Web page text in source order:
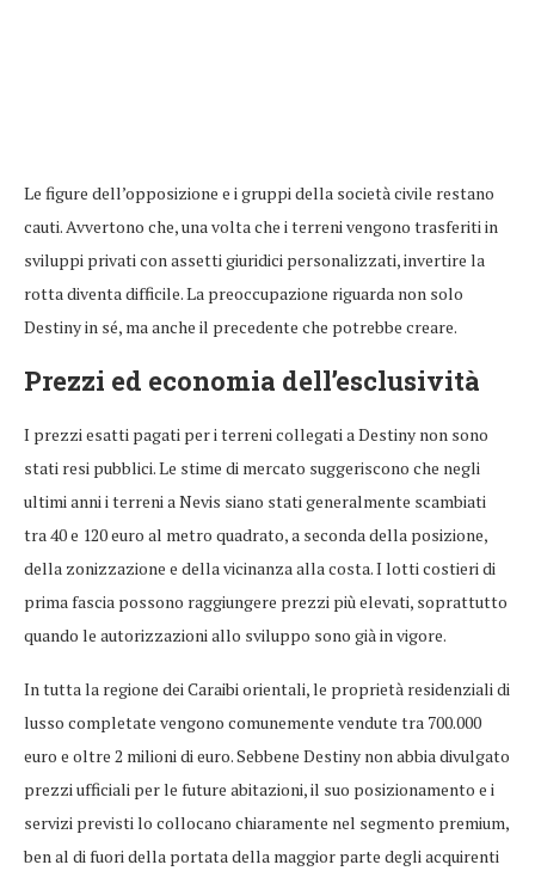
Le figure dell’opposizione e i gruppi della società civile restano
cauti. Avvertono che, una volta che i terreni vengono trasferiti in
sviluppi privati con assetti giuridici personalizzati, invertire la
rotta diventa difficile. La preoccupazione riguarda non solo
Destiny in sé, ma anche il precedente che potrebbe creare.
Prezzi ed economia dell’esclusività
I prezzi esatti pagati per i terreni collegati a Destiny non sono
stati resi pubblici. Le stime di mercato suggeriscono che negli
ultimi anni i terreni a Nevis siano stati generalmente scambiati
tra 40 e 120 euro al metro quadrato, a seconda della posizione,
della zonizzazione e della vicinanza alla costa. I lotti costieri di
prima fascia possono raggiungere prezzi più elevati, soprattutto
quando le autorizzazioni allo sviluppo sono già in vigore.
In tutta la regione dei Caraibi orientali, le proprietà residenziali di
lusso completate vengono comunemente vendute tra 700.000
euro e oltre 2 milioni di euro. Sebbene Destiny non abbia divulgato
prezzi ufficiali per le future abitazioni, il suo posizionamento e i
servizi previsti lo collocano chiaramente nel segmento premium,
ben al di fuori della portata della maggior parte degli acquirenti